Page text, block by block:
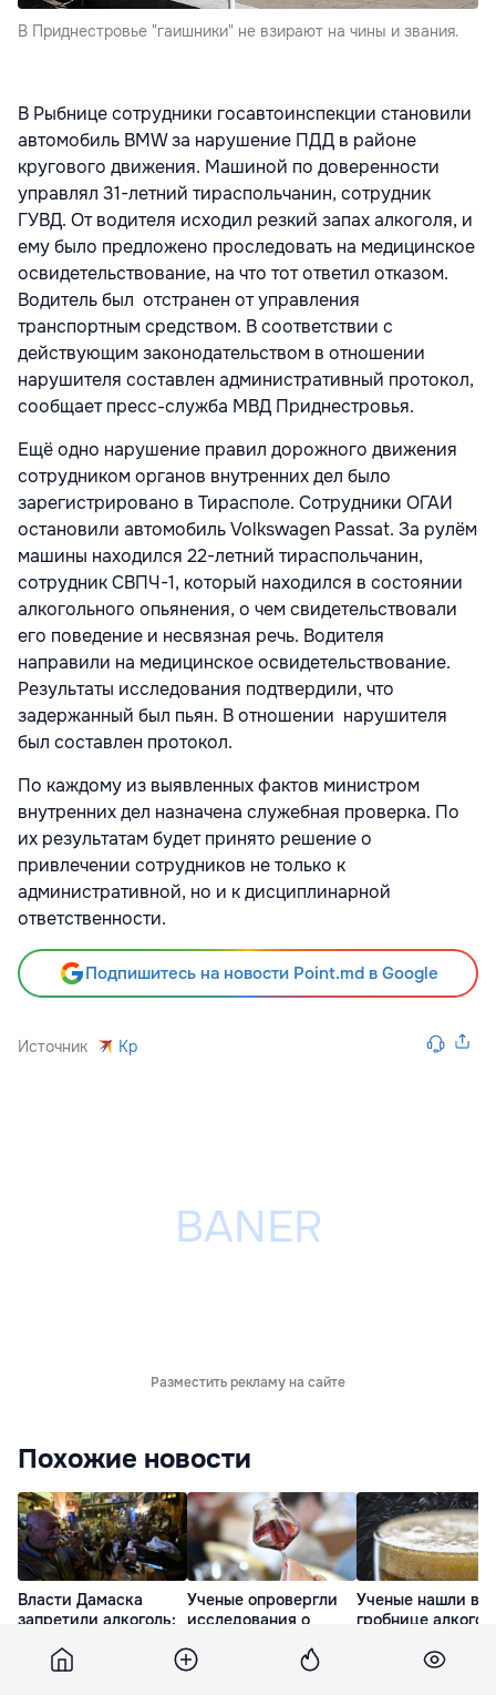
В Приднестровье "гаишники" не взирают на чины и звания.
В Рыбнице сотрудники госавтоинспекции становили
автомобиль BMW за нарушение ПДД в районе
кругового движения. Машиной по доверенности
управлял 31-летний тираспольчанин, сотрудник
ГУВД. От водителя исходил резкий запах алкоголя, и
ему было предложено проследовать на медицинское
освидетельствование, на что тот ответил отказом.
Водитель был отстранен от управления
транспортным средством. В соответствии с
действующим законодательством в отношении
нарушителя составлен административный протокол,
сообщает пресс-служба МВД Приднестровья.
Ещё одно нарушение правил дорожного движения
сотрудником органов внутренних дел было
зарегистрировано в Тирасполе. Сотрудники ОГАИ
остановили автомобиль Volkswagen Passat. За рулём
машины находился 22-летний тираспольчанин,
сотрудник СВПЧ-1, который находился в состоянии
алкогольного опьянения, о чем свидетельствовали
его поведение и несвязная речь. Водителя
направили на медицинское освидетельствование.
Результаты исследования подтвердили, что
задержанный был пьян. В отношении нарушителя
был составлен протокол.
По каждому из выявленных фактов министром
внутренних дел назначена служебная проверка. По
их результатам будет принято решение о
привлечении сотрудников не только к
административной, но и к дисциплинарной
ответственности.
Подпишитесь на новости Point.md в Google
Источник Kp
Разместить рекламу на сайте
Похожие новости
Власти Дамаска
запретили алкоголь:
косметику, свидания
Ученые опровергли
исследования о
доз алкоголя
Ученые нашли в
гробнице
попробовали его